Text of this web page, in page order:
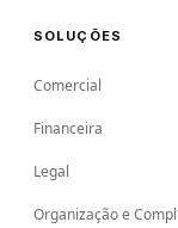
SOLUÇÕES
Comercial
Financeira
Legal
Organização e